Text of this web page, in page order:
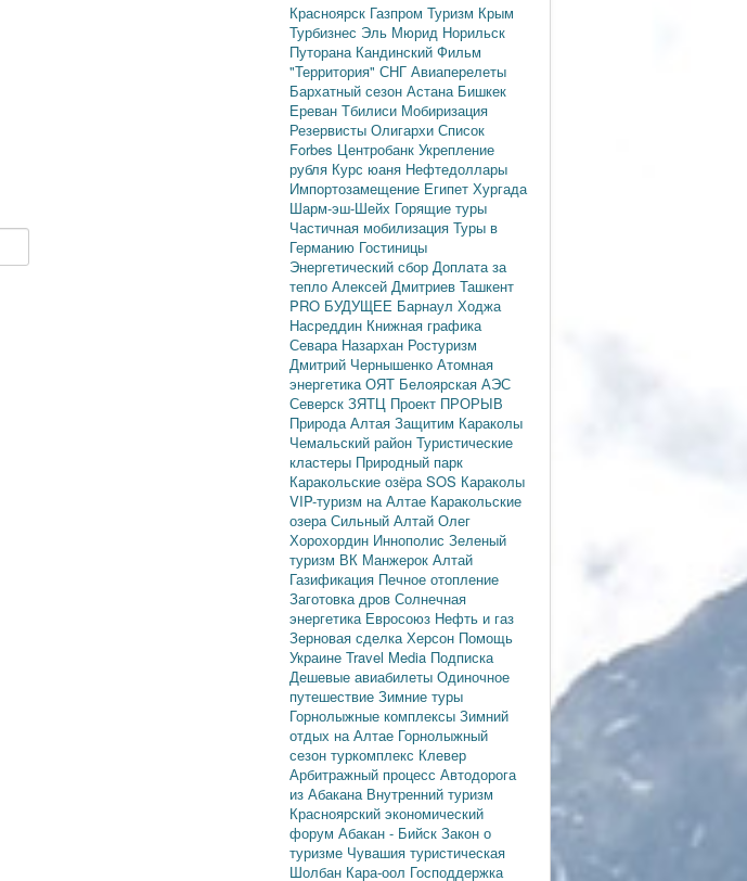
Красноярск Газпром Туризм Крым
Турбизнес Эль Мюрид Норильск
Путорана Кандинский Фильм
"Территория" СНГ Авиаперелеты
Бархатный сезон Астана Бишкек
Ереван Тбилиси Мобиризация
Резервисты Олигархи Список
Forbes Центробанк Укрепление
рубля Курс юаня Нефтедоллары
Импортозамещение Египет Хургада
Шарм-эш-Шейх Горящие туры
Частичная мобилизация Туры в
Германию Гостиницы
Энергетический сбор Доплата за
тепло Алексей Дмитриев Ташкент
PRO БУДУЩЕЕ Барнаул Ходжа
Насреддин Книжная графика
Севара Назархан Ростуризм
Дмитрий Чернышенко Атомная
энергетикаОЯТ Белоярская АЭС
Северск ЗЯТЦ Проект ПРОРЫВ
Природа Алтая Защитим Караколы
Чемальский район Туристические
кластеры Природный парк
Каракольские озёраSOS Караколы
VIP-туризм на Алтае Каракольские
озераСильный Алтай Олег
Хорохордин Иннополис Зеленый
туризм ВК Манжерок Алтай
Газификация Печное отопление
Заготовка дров Солнечная
энергетика Евросоюз Нефть и газ
Зерновая сделкаХерсон Помощь
Украине Travel Media Подписка
Дешевые авиабилеты Одиночное
путешествие Зимние туры
Горнолыжные комплексы Зимний
отдых на Алтае Горнолыжный
сезон туркомплекс Клевер
Арбитражный процесс Автодорога
из Абакана Внутренний туризм
Красноярский экономический
форум Абакан - Бийск Закон о
туризме Чувашия туристическая
Шолбан Кара-оол Господдержка